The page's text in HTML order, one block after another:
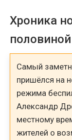
Хроника
Самый
пришёлся на
режима
Александр
местному
жителей о